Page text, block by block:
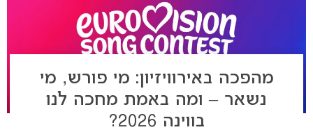
מהפכה באירוויזיון: מי פורש, מי
נשאר – ומה באמת מחכה לנו
בווינה 2026?